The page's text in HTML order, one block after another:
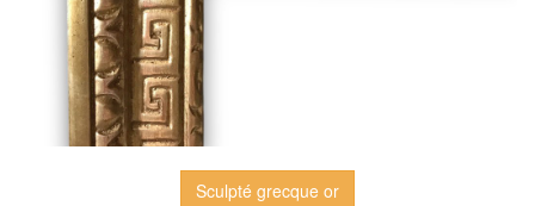
Sculpté grecque or